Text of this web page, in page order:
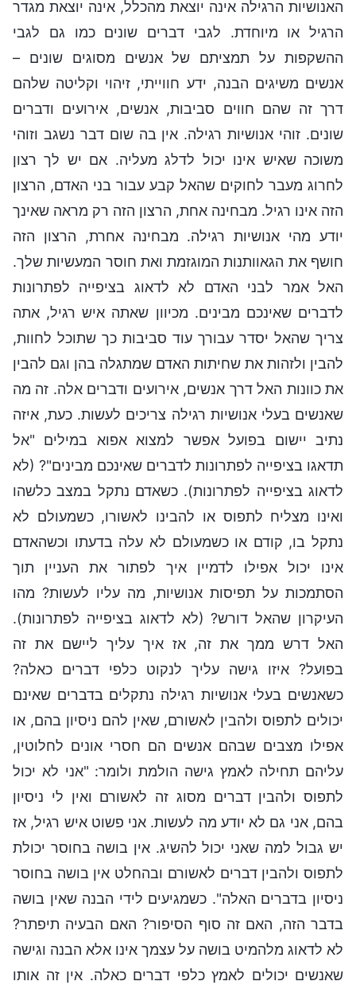
האנושיות הרגילה אינה יוצאת מהכלל, אינה יוצאת מגדר
הרגיל או מיוחדת. לגבי דברים שונים כמו גם לגבי
ההשקפות על תמציתם של אנשים מסוגים שונים –
אנשים משיגים הבנה, ידע חווייתי, זיהוי וקליטה שלהם
דרך זה שהם חווים סביבות, אנשים, אירועים ודברים
שונים. זוהי אנושיות רגילה. אין בה שום דבר נשגב וזוהי
משוכה שאיש אינו יכול לדלג מעליה. אם יש לך רצון
לחרוג מעבר לחוקים שהאל קבע עבור בני האדם, הרצון
הזה אינו רגיל. מבחינה אחת, הרצון הזה רק מראה שאינך
יודע מהי אנושיות רגילה. מבחינה אחרת, הרצון הזה
חושף את הגאוותנות המוגזמת ואת חוסר המעשיות שלך.
האל אמר לבני האדם לא לדאוג בציפייה לפתרונות
לדברים שאינכם מבינים. מכיוון שאתה איש רגיל, אתה
צריך שהאל יסדר עבורך עוד סביבות כך שתוכל לחוות,
להבין ולזהות את שחיתות האדם שמתגלה בהן וגם להבין
את כוונות האל דרך אנשים, אירועים ודברים אלה. זה מה
שאנשים בעלי אנושיות רגילה צריכים לעשות. כעת, איזה
נתיב יישום בפועל אפשר למצוא אפוא במילים "אל
תדאגו בציפייה לפתרונות לדברים שאינכם מבינים"? (לא
לדאוג בציפייה לפתרונות). כשאדם נתקל במצב כלשהו
ואינו מצליח לתפוס או להבינו לאשורו, כשמעולם לא
נתקל בו, קודם או כשמעולם לא עלה בדעתו וכשהאדם
אינו יכול אפילו לדמיין איך לפתור את העניין תוך
הסתמכות על תפיסות אנושיות, מה עליו לעשות? מהו
העיקרון שהאל דורש? (לא לדאוג בציפייה לפתרונות).
האל דרש ממך את זה, אז איך עליך ליישם את זה
בפועל? איזו גישה עליך לנקוט כלפי דברים כאלה?
כשאנשים בעלי אנושיות רגילה נתקלים בדברים שאינם
יכולים לתפוס ולהבין לאשורם, שאין להם ניסיון בהם, או
אפילו מצבים שבהם אנשים הם חסרי אונים לחלוטין,
עליהם תחילה לאמץ גישה הולמת ולומר: "אני לא יכול
לתפוס ולהבין דברים מסוג זה לאשורם ואין לי ניסיון
בהם, אני גם לא יודע מה לעשות. אני פשוט איש רגיל, אז
יש גבול למה שאני יכול להשיג. אין בושה בחוסר יכולת
לתפוס ולהבין דברים לאשורם ובהחלט אין בושה בחוסר
ניסיון בדברים האלה". כשמגיעים לידי הבנה שאין בושה
בדבר הזה, האם זה סוף הסיפור? האם הבעיה תיפתר?
לא לדאוג מלהמיט בושה על עצמך אינו אלא הבנה וגישה
שאנשים יכולים לאמץ כלפי דברים כאלה. אין זה אותו